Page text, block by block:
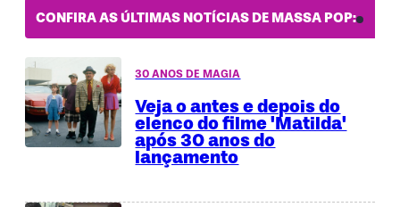
CONFIRA AS ÚLTIMAS NOTÍCIAS DE MASSA POP:
30 ANOS DE MAGIA
Veja o antes e depois do
elenco do filme 'Matilda'
após 30 anos do
lançamento